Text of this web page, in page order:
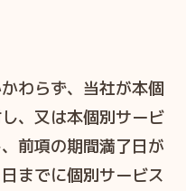
わらず、当社が本個
、又は本個別サービ
前項の期間満了日が
までに個別サービス